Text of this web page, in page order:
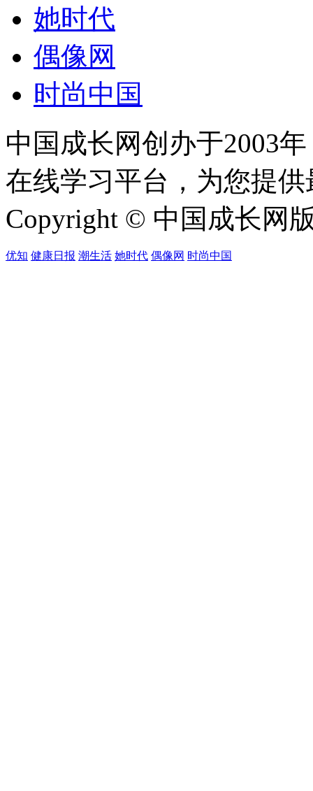
她时代
偶像网
时尚中国
中国成长网创办于2003
在线学习平台，为您提
Copyright © 中国成长网
优知 健康日报 潮生活 她时代 偶像网 时尚中国